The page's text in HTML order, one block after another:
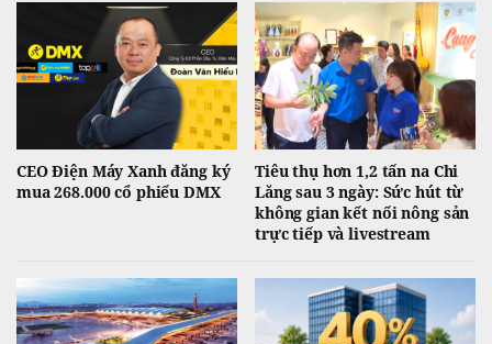
CEO Điện Máy Xanh đăng ký
mua 268.000 cổ phiếu DMX
Tiêu thụ hơn 1,2 tấn na Chi
Lăng sau 3 ngày: Sức hút từ
không gian kết nối nông sản
trực tiếp và livestream